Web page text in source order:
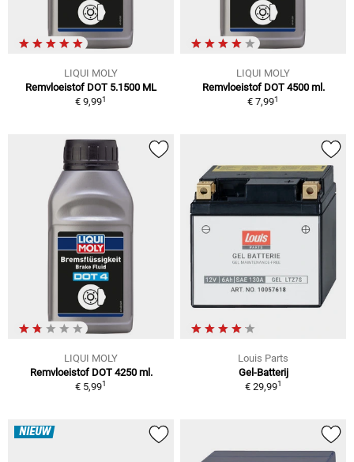
LIQUI MOLY
Remvloeistof DOT 5.1500 ML
€ 9,991
LIQUI MOLY
Remvloeistof DOT 4500 ml.
€ 7,991
LIQUI MOLY
Remvloeistof DOT 4250 ml.
€ 5,991
Louis Parts
Gel-Batterij
€ 29,991
NIEUW